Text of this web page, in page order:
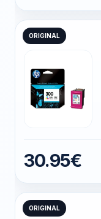
ORIGINAL
30.95€
ORIGINAL